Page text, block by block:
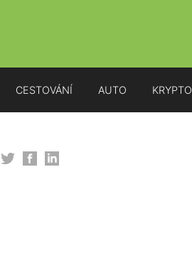
CESTOVÁNÍ AUTO KRYPTO